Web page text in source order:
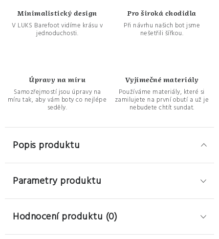
Minimalistický design
V LUKS Barefoot vidíme krásu v
jednoduchosti.
Pro široká chodidla
Při návrhu našich bot jsme
nešetřili šířkou.
Úpravy na míru
Samozřejmostí jsou úpravy na
míru tak, aby vám boty co nejlépe
seděly.
Vyjímečné materiály
Používáme materiály, které si
zamilujete na první obutí a už je
nebudete chtít sundat.
Popis produktu
Parametry produktu
Hodnocení produktu (0)